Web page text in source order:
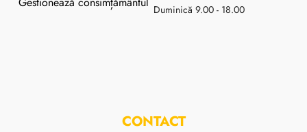
Duminică 9.00 - 18.00
CONTACT